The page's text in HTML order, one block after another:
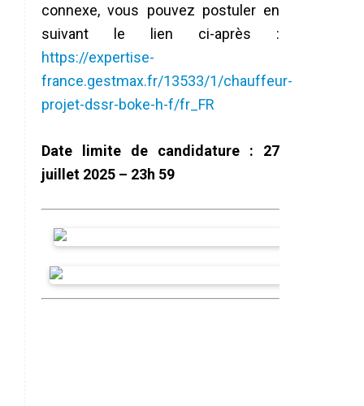
connexe, vous pouvez postuler en
suivant le lien ci-après :
https://expertise-
france.gestmax.fr/13533/1/chauffeur-
projet-dssr-boke-h-f/fr_FR
Date limite de candidature : 27
juillet 2025 – 23h 59